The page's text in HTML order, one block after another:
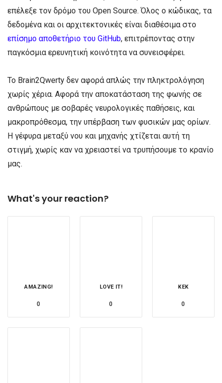
επέλεξε τον δρόμο του Open Source. Όλος ο κώδικας, τα
δεδομένα και οι αρχιτεκτονικές είναι διαθέσιμα στο
επίσημο αποθετήριο του GitHub, επιτρέποντας στην
παγκόσμια ερευνητική κοινότητα να συνεισφέρει.
Το Brain2Qwerty δεν αφορά απλώς την πληκτρολόγηση
χωρίς χέρια. Αφορά την αποκατάσταση της φωνής σε
ανθρώπους με σοβαρές νευρολογικές παθήσεις, και
μακροπρόθεσμα, την υπέρβαση των φυσικών μας ορίων.
Η γέφυρα μεταξύ νου και μηχανής χτίζεται αυτή τη
στιγμή, χωρίς καν να χρειαστεί να τρυπήσουμε το κρανίο
μας.
What's your reaction?
AMAZING!
0
LOVE IT!
0
KEK
0